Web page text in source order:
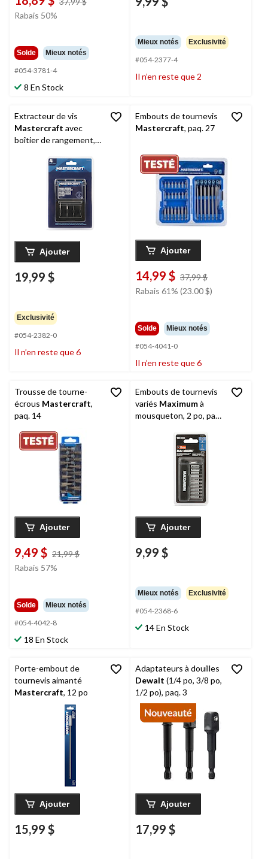
Rabais 50%
Solde Mieux notés
#054-3781-4
8 En Stock
Mieux notés Exclusivité
#054-2377-4
Il n’en reste que 2
Extracteur de vis
Mastercraft avec
boîtier de rangement,
Ajouter
19,99 $
Exclusivité
#054-2382-0
Il n’en reste que 6
Embouts de tournevis
Mastercraft, paq. 27
Ajouter
14,99 $ 37,99 $
était
Rabais 61% (23.00 $)
Solde Mieux notés
#054-4041-0
Il n’en reste que 6
Trousse de tourne-
écrous Mastercraft,
paq. 14
Ajouter
9,49 $ 21,99 $
Rabais 57%
Solde Mieux notés
#054-4042-8
18 En Stock
Embouts de tournevis
variés Maximumà
mousqueton, 2 po, paq.
Ajouter
9,99 $
Mieux notés Exclusivité
#054-2368-6
14 En Stock
Porte-embout de
tournevis aimanté
Mastercraft, 12 po
Ajouter
15,99 $
Adaptateurs à douilles
Dewalt (1/4 po, 3/8 po,
1/2 po), paq. 3
Ajouter
17,99 $